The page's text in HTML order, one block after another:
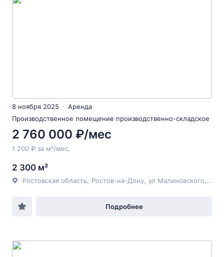
8 ноября 2025
Аренда
Производственное помещение производственно-складское
2 760 000 ₽/мес
1 200 ₽ за м²/мес.
2 300 м²
Ростовская область Ростов-на-Дону ул Малиновского
Подробнее